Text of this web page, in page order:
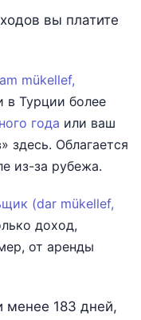
вы платите
mükellef,
Турции более
года или ваш
здесь. Облагается
из-за рубежа.
(dar mükellef,
доход,
от аренды
183 дней,